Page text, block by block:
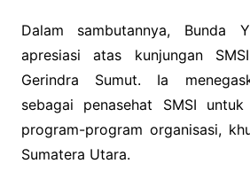
Dalam sambutannya, Bunda
apresiasi atas kunjungan
Gerindra Sumut. Ia
sebagai penasehat SMSI
program-program organisasi,
Sumatera Utara.